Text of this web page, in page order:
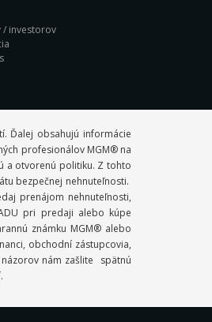
/ investorov
Ďalej obsahujú informácie
profesionálov MGM® na
a otvorenú politiku. Z tohto
bezpečnej nehnuteľnosti.
prenájom nehnuteľnosti,
pri predaji alebo kúpe
známku MGM® alebo
obchodní zástupcovia,
nám zašlite spätnú